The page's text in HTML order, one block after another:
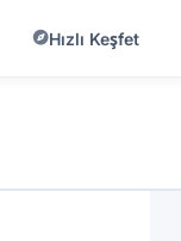
Hızlı Keşfet